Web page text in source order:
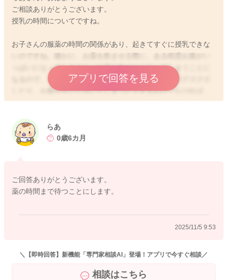
ご相談ありがとうございます。
授乳の時間についてですね。
お子さんの服薬の時間の関係があり、起きてすぐに授乳できな
いのですね。確かに、お薬を飲ませる際に、ある程度お腹がい
っぱいになってしまうと、お薬を飲まなくなってしまうことに
なるので、それは避けたいところですね。お子さんがグズグズ
したり、お腹が空いて泣いてしまったりするわけでなければ、
お薬の服用時間まで待っていただいてもいいと思いますよ。ま
ませてあげると安心かもしれませんね。
アプリで回答を見る
らあ
0歳6カ月
ご回答ありがとうございます。
薬の時間まで待つことにします。
2025/11/5 9:53
＼【即時回答】新機能「専門家相談AI」登場！アプリで今すぐ相談／
相談はこちら